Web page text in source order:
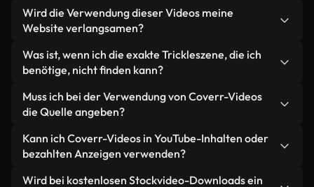
Beides. Es handelt sich um eine Hybridbibliothek
aus realen, von Menschen aufgenommenen
generierten Videos. Jedes Video ist eindeutig
beschriftet, sodass Sie immer wissen, was Sie
verwenden.
Wird die Verwendung dieser Videos meine
Website verlangsamen?
Nicht, wenn Sie unsere optimierten Versionen
wählen. Wir bieten schlanke, webfähige Formate,
wurden – so bleibt die Qualität hoch, während
gleichzeitig die Ladezeiten minimiert und
Kennzahlen wie LCP verbessert werden.
Was ist, wenn ich die exakte Trickleszene, die ich
benötige, nicht finden kann?
Mit Coverr AI Studio erstellen Sie im
Handumdrehen ein solches Video. Beschreiben Sie
Sonnenuntergang" – und das Studio generiert
innerhalb von Sekunden ein individuelles Video für
Sie, das unseren Lizenzbestimmungen entspricht.
Muss ich bei der Verwendung von Coverr-Videos
die Quelle angeben?
Eine Namensnennung ist nicht erforderlich. Alle
Videos in unserer Stockbibliothek sind lizenzfrei
verwendet werden – wir freuen uns aber immer
Kann ich Coverr-Videos in YouTube-Inhalten oder
bezahlten Anzeigen verwenden?
Ja. Sämtliches Stockmaterial von Coverr darf in
Wird bei kostenlosen Stockvideo-Downloads ein